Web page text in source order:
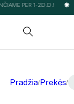
PER 1-2D.D.!
Pradžia/Prekės/